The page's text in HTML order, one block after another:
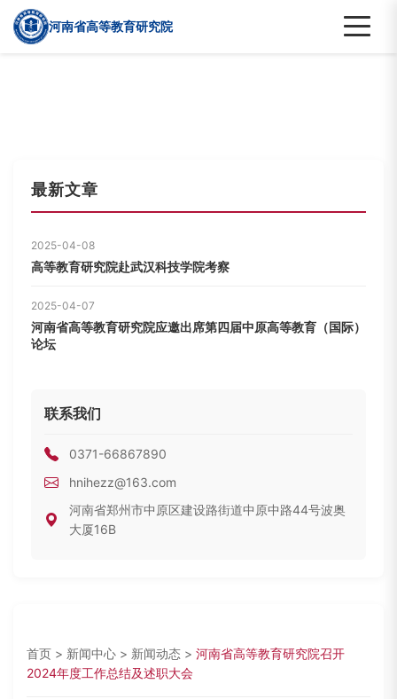
河南省高等教育研究院
最新文章
2025-04-08
高等教育研究院赴武汉科技学院考察
2025-04-07
河南省高等教育研究院应邀出席第四届中原高等教育（国际）
论坛
联系我们
0371-66867890
hnihezz@163.com
河南省郑州市中原区建设路街道中原中路44号波奥
大厦16B
首页 > 新闻中心 > 新闻动态 > 河南省高等教育研究院召开
2024年度工作总结及述职大会